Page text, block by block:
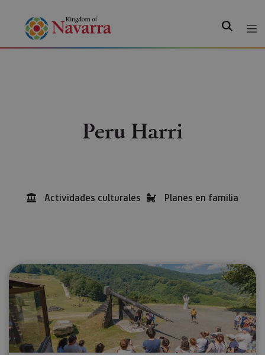
Search
Peru Harri
Actividades culturales Planes en familia